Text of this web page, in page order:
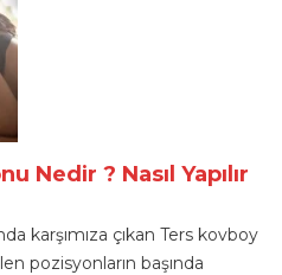
Nedir ? Nasıl Yapılır
karşımıza çıkan Ters kovboy
pozisyonların başında